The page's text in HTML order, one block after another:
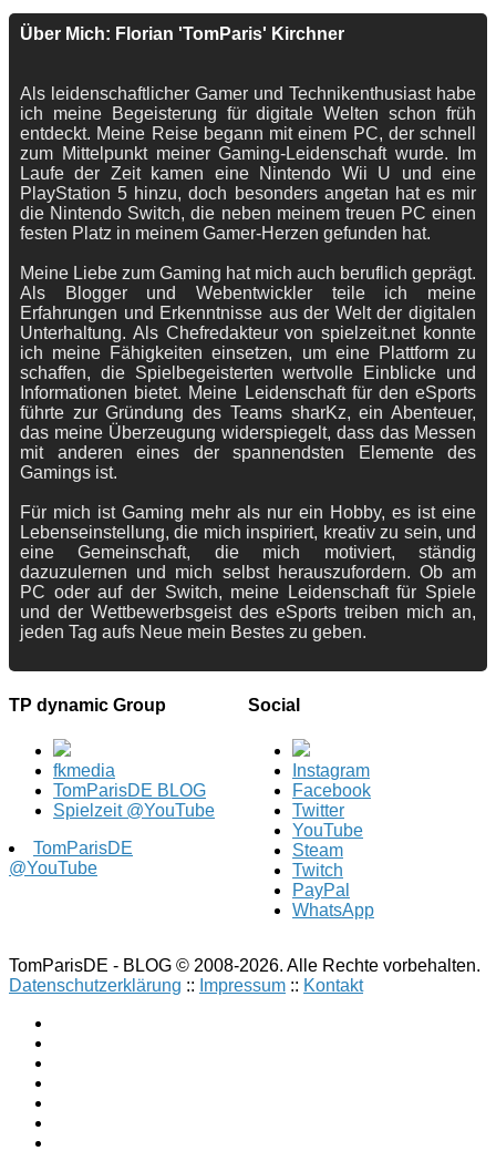
Über Mich: Florian 'TomParis' Kirchner
Als leidenschaftlicher Gamer und Technikenthusiast habe
ich meine Begeisterung für digitale Welten schon früh
entdeckt. Meine Reise begann mit einem PC, der schnell
zum Mittelpunkt meiner Gaming-Leidenschaft wurde. Im
Laufe der Zeit kamen eine Nintendo Wii U und eine
PlayStation 5 hinzu, doch besonders angetan hat es mir
die Nintendo Switch, die neben meinem treuen PC einen
festen Platz in meinem Gamer-Herzen gefunden hat.
Meine Liebe zum Gaming hat mich auch beruflich geprägt.
Als Blogger und Webentwickler teile ich meine
Erfahrungen und Erkenntnisse aus der Welt der digitalen
Unterhaltung. Als Chefredakteur von spielzeit.net konnte
ich meine Fähigkeiten einsetzen, um eine Plattform zu
schaffen, die Spielbegeisterten wertvolle Einblicke und
Informationen bietet. Meine Leidenschaft für den eSports
führte zur Gründung des Teams sharKz, ein Abenteuer,
das meine Überzeugung widerspiegelt, dass das Messen
mit anderen eines der spannendsten Elemente des
Gamings ist.
Für mich ist Gaming mehr als nur ein Hobby, es ist eine
Lebenseinstellung, die mich inspiriert, kreativ zu sein, und
eine Gemeinschaft, die mich motiviert, ständig
dazuzulernen und mich selbst herauszufordern. Ob am
PC oder auf der Switch, meine Leidenschaft für Spiele
und der Wettbewerbsgeist des eSports treiben mich an,
jeden Tag aufs Neue mein Bestes zu geben.
TP dynamic Group
fkmedia
TomParisDE BLOG
Spielzeit @YouTube
TomParisDE
@YouTube
Social
Instagram
Facebook
Twitter
YouTube
Steam
Twitch
PayPal
WhatsApp
TomParisDE - BLOG © 2008-2026. Alle Rechte vorbehalten.
Datenschutzerklärung :: Impressum :: Kontakt